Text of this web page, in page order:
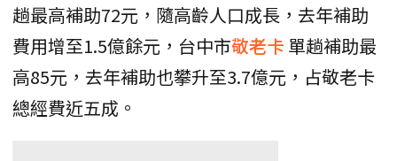
趟最高補助72元，隨高齡人口成長，去年補助
費用增至1.5億餘元，台中市敬老卡 單趟補助最
高85元，去年補助也攀升至3.7億元，占敬老卡
總經費近五成。